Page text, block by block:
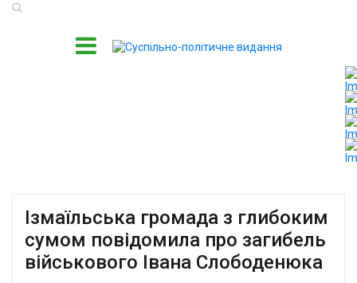
Ізмаїльська громада з глибоким
сумом повідомила про загибель
військового Івана Слободенюка